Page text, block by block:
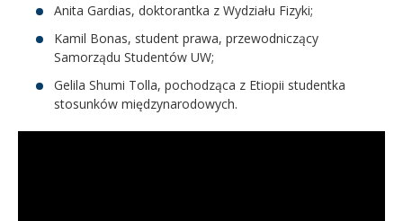
Anita Gardias, doktorantka z Wydziału Fizyki;
Kamil Bonas, student prawa, przewodniczący
Samorządu Studentów UW;
Gelila Shumi Tolla, pochodząca z Etiopii studentka
stosunków międzynarodowych.